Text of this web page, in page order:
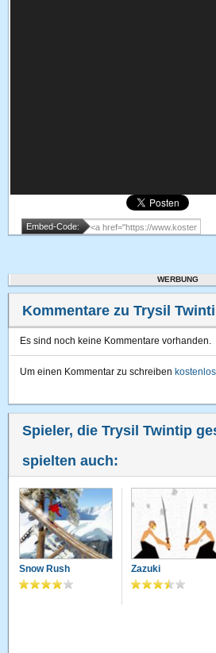
Embed-Code:
WERBUNG
Kommentare zu Trysil
Es sind noch keine Kommentare vorhanden.
Um einen Kommentar zu schreiben
Spieler, die Trysil Twintip
spielten auch:
Snow Rush Zazuki